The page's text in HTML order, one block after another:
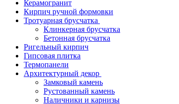
Керамогранит
Кирпич ручной формовки
Тротуарная брусчатка
Клинкерная брусчатка
Бетонная брусчатка
Ригельный кирпич
Гипсовая плитка
Термопанели
Архитектурный декор
Замковый камень
Рустованный камень
Наличники и карнизы